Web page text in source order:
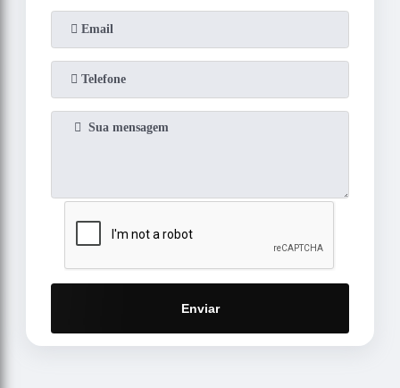
Enviar